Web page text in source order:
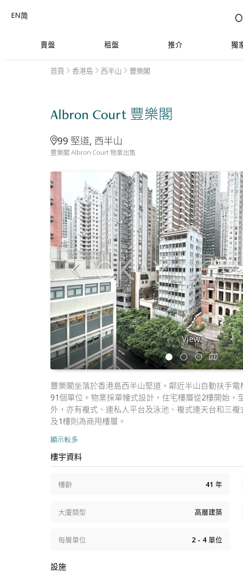
賣盤 租盤 推介 獨
EN简
首頁 香港島 西半山 豐樂閣
Albron Court 豐樂閣
99 堅道, 西半山
豐樂閣 Albron Court 物業出售
View
豐樂閣坐落於香港島西半山堅道，鄰近半山自動扶手
91個單位。物業採單幢式設計，住宅樓層從2樓開始
外，亦有複式、連私人平台及泳池、複式連天台和三
及1樓則為商用樓層。
顯示較多
樓宇資料
樓齡 41 年
大廈類型 高層建築
每層單位 2 - 4 單位
設施